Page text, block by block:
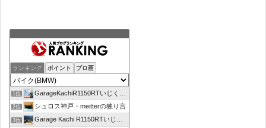
ランキング ポイント ブロ画
1位 GarageKachiR1150RTいじくり日記シーズン2
2位 シュロス神戸・meitterの独り言
3位 Garage Kachi R1150RTいじくり日記